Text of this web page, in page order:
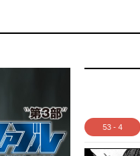
53 - 4